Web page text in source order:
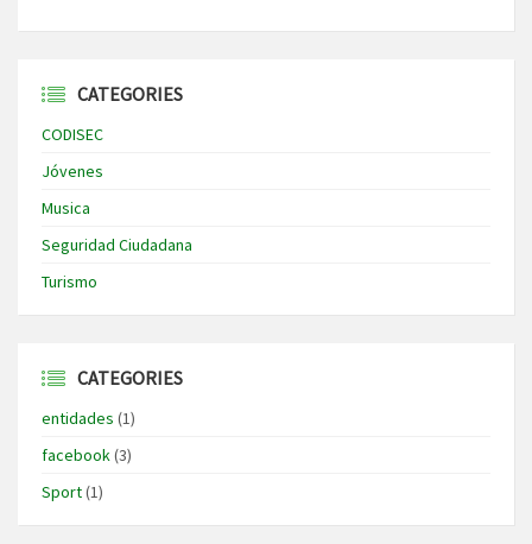
CATEGORIES
CODISEC
Jóvenes
Musica
Seguridad Ciudadana
Turismo
CATEGORIES
entidades (1)
facebook(3)
Sport(1)